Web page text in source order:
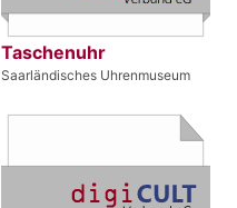
Taschenuhr
Saarländisches Uhrenmuseum